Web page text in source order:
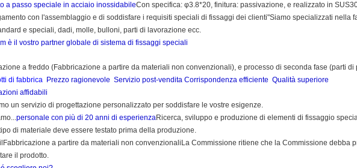
a passo speciale in acciaio inossidabileCon specifica: φ3.8*20, finitura: passivazione, e realizzato in
con l'assemblaggio e di soddisfare i requisiti speciali di fissaggi dei clienti"Siamo specializzati nella
e speciali, dadi, molle, bulloni, parti di lavorazione ecc.
è il vostro partner globale di sistema di fissaggi speciali
a freddo (Fabbricazione a partire da materiali non convenzionali), e processo di seconda fase (parti di
di fabbrica Prezzo ragionevole Servizio post-vendita Corrispondenza efficiente Qualità superiore
affidabili
un servizio di progettazione personalizzato per soddisfare le vostre esigenze.
personale con più di 20 anni di esperienzaRicerca, sviluppo e produzione di elementi di fissaggio
di materiale deve essere testato prima della produzione.
Fabbricazione a partire da materiali non convenzionali La Commissione ritiene che la Commissione debba
il prodotto.